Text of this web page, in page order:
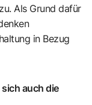
Als Grund dafür
in Bezug
auch die